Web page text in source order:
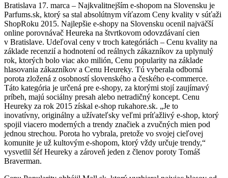
Bratislava 17. marca – Najkvalitnejším e-shopom na Slovensku je
Parfums.sk, ktorý sa stal absolútnym víťazom Ceny kvality v súťaži
ShopRoku 2015. Najlepšie e-shopy na Slovensku ocenil najväčší
online porovnávač Heureka na štvrtkovom odovzdávaní cien
v Bratislave. Udeľoval ceny v troch kategóriách – Cenu kvality na
základe recenzií a hodnotení od reálnych zákazníkov za uplynulý
rok, ktorých bolo viac ako milión, Cenu popularity na základe
hlasovania zákazníkov a Cenu Heureky. Tú vyberala odborná
porota zložená z osobností slovenského a českého e-commerce.
Táto kategória je určená pre e-shopy, za ktorými stojí zaujímavý
príbeh, majú sociálny presah alebo netradičný koncept. Cenu
Heureky za rok 2015 získal e-shop rukahore.sk. „Je to
inovatívny, originálny a užívateľsky veľmi príťažlivý e-shop, ktorý
spojil viacero moderných a trendy značiek a zvučných mien pod
jednou strechou. Porota ho vybrala, pretože vo svojej cieľovej
komunite je už kultovým e-shopom, ktorý vždy určuje trendy,“
vysvetlil šéf Heureky a zároveň jeden z členov poroty Tomáš
Braverman.